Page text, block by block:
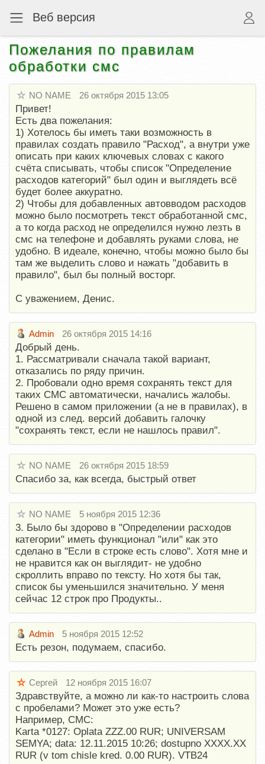
Веб версия
Пожелания по правилам
обработки смс
NO NAME 26 октября 2015 13:05
Привет!
Есть два пожелания:
1) Хотелось бы иметь таки возможность в
правилах создать правило "Расход", а внутри уже
описать при каких ключевых словах с какого
счёта списывать, чтобы список "Определение
расходов категорий" был один и выглядеть всё
будет более аккуратно.
2) Чтобы для добавленных автовводом расходов
можно было посмотреть текст обработанной смс,
а то когда расход не определился нужно лезть в
смс на телефоне и добавлять руками слова, не
удобно. В идеале, конечно, чтобы можно было бы
там же выделить слово и нажать "добавить в
правило", был бы полный восторг.
С уважением, Денис.
Admin 26 октября 2015 14:16
Добрый день.
1. Рассматривали сначала такой вариант,
отказались по ряду причин.
2. Пробовали одно время сохранять текст для
таких СМС автоматически, начались жалобы.
Решено в самом приложении (а не в правилах), в
одной из след. версий добавить галочку
"сохранять текст, если не нашлось правил".
NO NAME 26 октября 2015 18:59
Спасибо за, как всегда, быстрый ответ
NO NAME 5 ноября 2015 12:36
3. Было бы здорово в "Определении расходов
категории" иметь функционал "или" как это
сделано в "Если в строке есть слово". Хотя мне и
не нравится как он выглядит- не удобно
скроллить вправо по тексту. Но хотя бы так,
список бы уменьшился значительно. У меня
сейчас 12 строк про Продукты..
Admin 5 ноября 2015 12:52
Есть резон, подумаем, спасибо.
Сергей 12 ноября 2015 16:07
Здравствуйте, а можно ли как-то настроить слова
с пробелами? Может это уже есть?
Например, СМС:
Karta *0127: Oplata ZZZ.00 RUR; UNIVERSAM
SEMYA; data: 12.11.2015 10:26; dostupno XXXX.XX
RUR (v tom chisle kred. 0.00 RUR). VTB24